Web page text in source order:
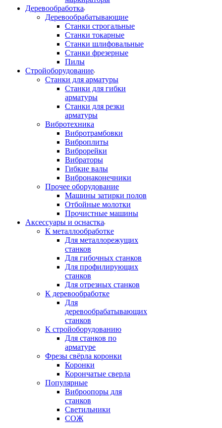
Деревообработка
Деревообрабатывающие
Станки строгальные
Станки токарные
Станки шлифовальные
Станки фрезерные
Пилы
Стройоборудование
Станки для арматуры
Станки для гибки
арматуры
Станки для резки
арматуры
Вибротехника
Вибротрамбовки
Виброплиты
Виброрейки
Вибраторы
Гибкие валы
Вибронаконечники
Прочее оборудование
Машины затирки полов
Отбойные молотки
Прочистные машины
Аксeccyapы и оснастка
К металлообработке
Для металлорежущих
станков
Для гибочных станков
Для профилирующих
станков
Для отрезных станков
К деревообработке
Для
деревообрабатывающих
станков
К стройоборудованию
Для станков по
арматуре
Фрезы свёрла коронки
Коронки
Корончатые сверла
Популярные
Виброопоры для
станков
Светильники
СОЖ